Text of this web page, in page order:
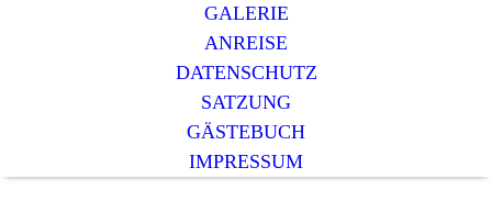
GALERIE
ANREISE
DATENSCHUTZ
SATZUNG
GÄSTEBUCH
IMPRESSUM